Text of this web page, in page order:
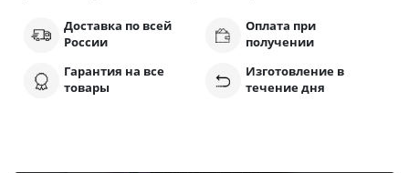
Доставка по всей
России
Оплата при
получении
Гарантия на все
товары
Изготовление в
течение дня